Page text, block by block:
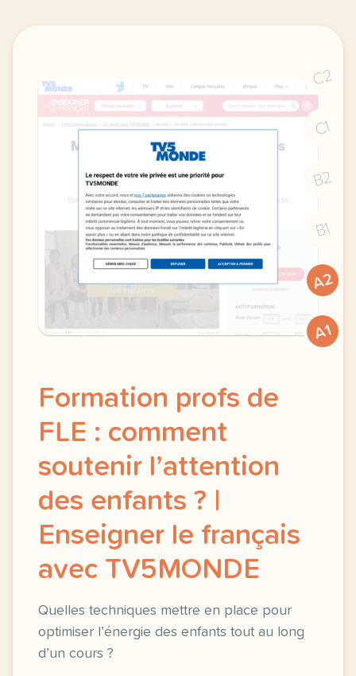
C2
C1
B2
B1
A2
A1
Formation profs de
FLE : comment
soutenir l’attention
des enfants ? |
Enseigner le français
avec TV5MONDE
Quelles techniques mettre en place pour
optimiser l’énergie des enfants tout au long
d’un cours ?